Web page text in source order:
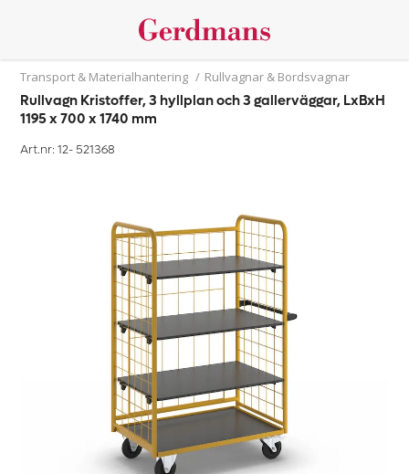
Transport & Materialhantering / Rullvagnar & Bordsvagnar
Rullvagn Kristoffer, 3 hyllplan och 3 gallerväggar, LxBxH
1195 x 700 x 1740 mm
Art.nr: 12- 521368